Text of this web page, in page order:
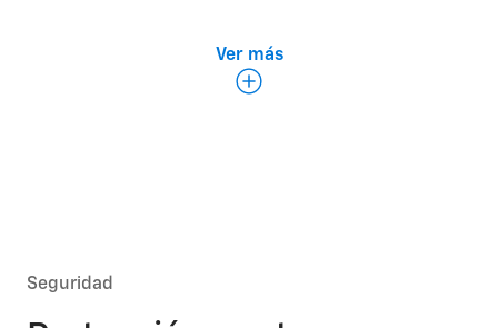
Ver más
Seguridad